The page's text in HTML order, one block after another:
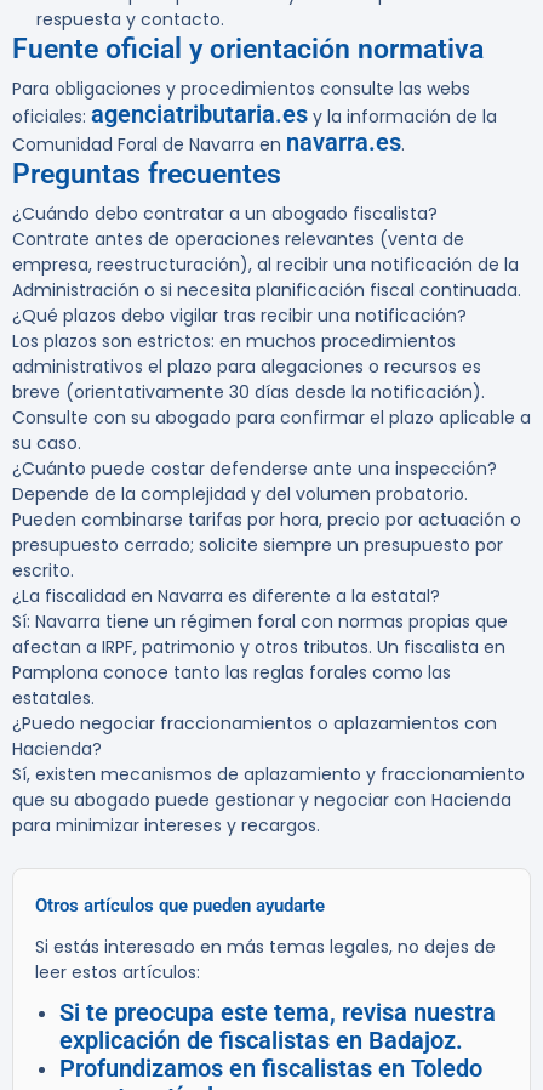
respuesta y contacto.
Fuente oficial y orientación normativa
Para obligaciones y procedimientos consulte las webs
oficiales: agenciatributaria.es y la información de la
Comunidad Foral de Navarra en navarra.es.
Preguntas frecuentes
¿Cuándo debo contratar a un abogado fiscalista?
Contrate antes de operaciones relevantes (venta de
empresa, reestructuración), al recibir una notificación de la
Administración o si necesita planificación fiscal continuada.
¿Qué plazos debo vigilar tras recibir una notificación?
Los plazos son estrictos: en muchos procedimientos
administrativos el plazo para alegaciones o recursos es
breve (orientativamente 30 días desde la notificación).
Consulte con su abogado para confirmar el plazo aplicable a
su caso.
¿Cuánto puede costar defenderse ante una inspección?
Depende de la complejidad y del volumen probatorio.
Pueden combinarse tarifas por hora, precio por actuación o
presupuesto cerrado; solicite siempre un presupuesto por
escrito.
¿La fiscalidad en Navarra es diferente a la estatal?
Sí: Navarra tiene un régimen foral con normas propias que
afectan a IRPF, patrimonio y otros tributos. Un fiscalista en
Pamplona conoce tanto las reglas forales como las
estatales.
¿Puedo negociar fraccionamientos o aplazamientos con
Hacienda?
Sí, existen mecanismos de aplazamiento y fraccionamiento
que su abogado puede gestionar y negociar con Hacienda
para minimizar intereses y recargos.
Otros artículos que pueden ayudarte
Si estás interesado en más temas legales, no dejes de
leer estos artículos:
Si te preocupa este tema, revisa nuestra
explicación de fiscalistas en Badajoz.
Profundizamos en fiscalistas en Toledo